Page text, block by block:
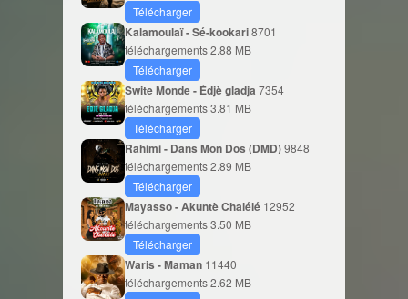
Télécharger
Kalamoulaï - Sé-kookari8701
téléchargements2.88 MB
Télécharger
Swite Monde - Édjè gladja 7354
téléchargements3.81 MB
Télécharger
Rahimi - Dans Mon Dos (DMD)9848
téléchargements2.89 MB
Télécharger
Mayasso - Akuntè Chalélé 12952
téléchargements3.50 MB
Télécharger
Waris - Maman 11440
téléchargements2.62 MB